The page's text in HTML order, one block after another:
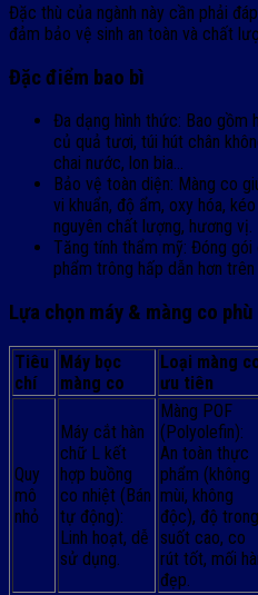
Đặc thù của ngành này cần phải
đảm bảo vệ sinh an toàn và chất
Đặc điểm bao bì
Đa dạng hình thức: Bao gồm
củ quả tươi, túi hút chân
chai nước, lon bia…
Bảo vệ toàn diện: Màng co
vi khuẩn, độ ẩm, oxy hóa,
nguyên chất lượng, hương vị.
Tăng tính thẩm mỹ: Đóng gói
phẩm trông hấp dẫn hơn trên
Lựa chọn máy & màng co phù
Tiêu
chí
Máy bọc
màng co
Loại màng
ưu tiên
Quy
mô
nhỏ
Máy cắt hàn
chữ L kết
hợp buồng
co nhiệt (Bán
tự động):
Linh hoạt, dễ
sử dụng.
Màng POF
(Polyolefin):
An toàn thực
phẩm (không
mùi, không
độc), độ trong
suốt cao, co
rút tốt, mối
đẹp.